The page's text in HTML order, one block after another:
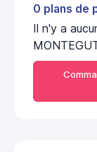
0 plans de
Il n'y a